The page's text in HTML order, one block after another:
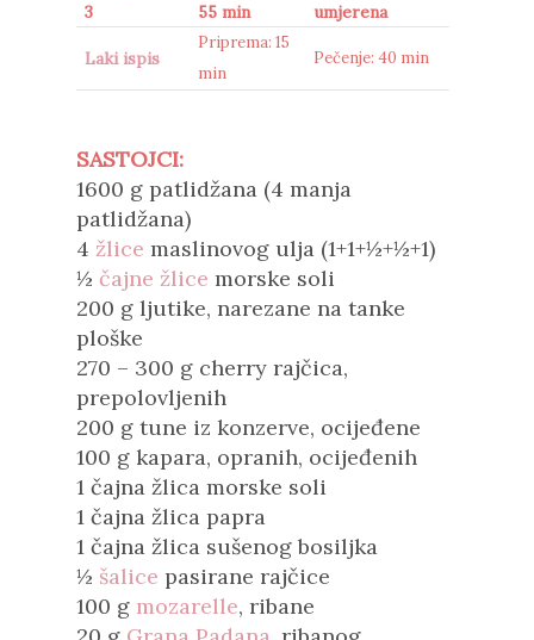
3
55 min
umjerena
Laki ispis
Priprema: 15
min
Pečenje: 40 min
SASTOJCI:
1600 g patlidžana (4 manja
patlidžana)
4 žlice maslinovog ulja (1+1+½+½+1)
½ čajne žlice morske soli
200 g ljutike, narezane na tanke
ploške
270 – 300 g cherry rajčica,
prepolovljenih
200 g tune iz konzerve, ocijeđene
100 g kapara, opranih, ocijeđenih
1 čajna žlica morske soli
1 čajna žlica papra
1 čajna žlica sušenog bosiljka
½ šalice pasirane rajčice
100 g mozarelle, ribane